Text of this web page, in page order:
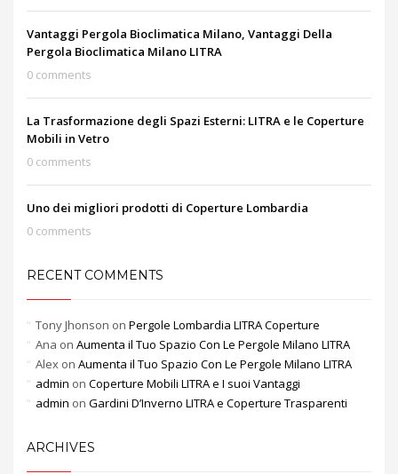
Vantaggi Pergola Bioclimatica Milano, Vantaggi Della
Pergola Bioclimatica Milano LITRA
0 comments
La Trasformazione degli Spazi Esterni: LITRA e le Coperture
Mobili in Vetro
0 comments
Uno dei migliori prodotti di Coperture Lombardia
0 comments
RECENT COMMENTS
Tony Jhonson on Pergole Lombardia LITRA Coperture
Ana on Aumenta il Tuo Spazio Con Le Pergole Milano LITRA
Alex on Aumenta il Tuo Spazio Con Le Pergole Milano LITRA
admin on Coperture Mobili LITRA e I suoi Vantaggi
admin on Gardini D’Inverno LITRA e Coperture Trasparenti
ARCHIVES